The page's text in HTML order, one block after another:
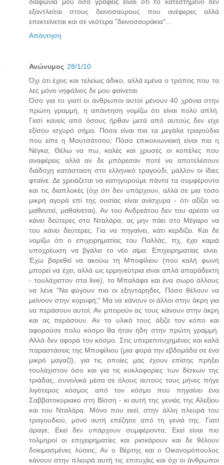
εξαντλείται στους δεινοσαύρους που ανέφερες αλλά
επεκτείνεται και σε νεότερα "δεινοσαυράκια"...
Απάντηση
Ανώνυμος 28/1/10
Όχι ότι έχεις και τελείως άδικο, αλλά εμένα ο τρόπος που τα
λες μόνο νηφάλιος δε μου φαίνεται.
Όσο για το γιατί οι άνθρωποι αυτοί μένουν 40 χρόνια στην
πρώτη γραμμή, η απάντηση νομίζω ότι είναι πολύ απλή.
Γιατί κανείς από όσους ήρθαν μετά από αυτούς δεν είχε
εξίσου ισχυρό σήμα. Πόσα είναι πια τα μεγάλα τραγούδια
που είπε η Μουτσάτσου; Πόσο επικοινωνιακή είναι πια η
Νέγκα; Θέλω να πω, καλές και χρυσές οι κοπέλες που
αναφέρεις αλλά αν δε μπόρεσαν ποτέ να αποτελέσουν
διάδοχη κατάσταση στο ελληνικό τραγούδι, μάλλον οι ίδιες
φταίνε. Δε χρειάζεται να κατηγορούμε πάντα τα συμφέροντα
και τις διαπλοκές (όχι ότι δεν υπάρχουν, αλλά σε μια τόσο
μικρή αγορά επί της ουσίας είναι ανίσχυρα - ότι αξίζει να
μαθευτεί, μαθαίνεται). Αν του Ανδρεάτου δεν του αρέσει να
κάνει δεύτερες στο Νταλάρα, ας μην πάει στο Μέγαρο να
του κάνει δεύτερες. Για να πηγαίνει, κάτι κερδίζει. Και δε
νομίζω ότι ο επιχειρηματίας του Παλλάς, πχ, έχει καμιά
υποχρέωση να βγάλει το νέο αίμα. Επιχειρηματίας είναι.
Έχω βαρεθεί να ακούω τη Μποφίλιου (που καλή φωνή
μπορεί να έχει, αλλά ως ερμηνεύτρια είναι απλά απαράδεκτη
- τουλάχιστον στα live), το Μπαλάφα και ένα σωρό άλλους
να λένε "Να φύγουν πια οι εξηντάρηδες. Πόσο θέλουν να
μείνουν στην κορυφή;" Μα να κάνουν οι άλλοι στην άκρη για
να περάσουν αυτοί; Αν μπορούν ας τους κάνουν στην άκρη
και ας περάσουν. Αν το υλικό τους άξιζε τον κόπο και
αφορούσε πολύ κόσμο θα ήταν ήδη στην πρώτη γραμμή.
Αλλά δεν αφορά τον κόσμο. Στις υπερεπιτυχημένες και καλά
παραστάσεις της Μποφίλιου (μια φορά την εβδομάδα σε ένα
μικρό μαγαζί), για τις οποίες μας έχουν επίσης πρήξει
τουλάχιστον όσο και για τις κυκλοφορίες των δίσκων της
τριάδας, συνολικά μέσα σε όλους αυτούς τους μήνες πήγε
λιγότερος κόσμος από τον κόσμο που πηγαίνει ένα
Σαββατοκύριακο στη Βίσση - κι αυτή της γενιάς της Αλεξίου
και του Νταλάρα. Μόνο που εκεί, στην άλλη πλευρά του
τραγουδιού, μόνο αυτή επέζησε από τη γενιά της. Γιατί
άραγε; Εκεί δεν υπάρχουν συμφέροντα; Εκεί είναι πιο
τολμηροί οι επιχειρηματίες και ρισκάρουν και δε θέλουν
δοκιμασμένες λύσεις; Αν ο Βέρτης και ο Οικονομόπουλος
κάνουν στην πλευρά αυτή τις επιτυχίες και όχι οι άνθρωποι